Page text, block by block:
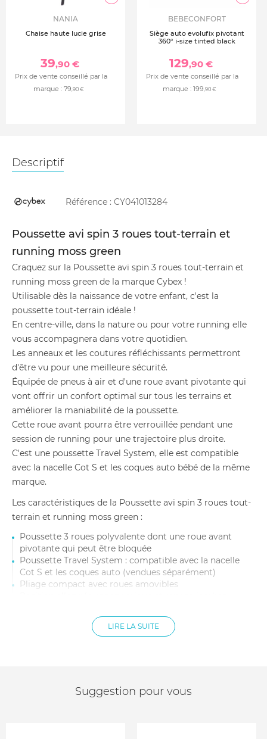
NANIA
Chaise haute lucie grise
39,90 €
Prix de vente conseillé par la
marque : 79,90 €
BEBECONFORT
Siège auto evolufix pivotant
360° i-size tinted black
129,90 €
Prix de vente conseillé par la
marque : 199,90 €
Descriptif
Référence : CY041013284
Poussette avi spin 3 roues tout-terrain et
running moss green
Craquez sur la Poussette avi spin 3 roues tout-terrain et
running moss green de la marque Cybex !
Utilisable dès la naissance de votre enfant, c'est la
poussette tout-terrain idéale !
En centre-ville, dans la nature ou pour votre running elle
vous accompagnera dans votre quotidien.
Les anneaux et les coutures réfléchissants permettront
d'être vu pour une meilleure sécurité.
Équipée de pneus à air et d'une roue avant pivotante qui
vont offrir un confort optimal sur tous les terrains et
améliorer la maniabilité de la poussette.
Cette roue avant pourra être verrouillée pendant une
session de running pour une trajectoire plus droite.
C'est une poussette Travel System, elle est compatible
avec la nacelle Cot S et les coques auto bébé de la même
marque.
Les caractéristiques de la Poussette avi spin 3 roues tout-
terrain et running moss green :
Poussette 3 roues polyvalente dont une roue avant
pivotante qui peut être bloquée
Poussette Travel System : compatible avec la nacelle
Cot S et les coques auto (vendues séparément)
Pliage compact avec roues amovibles
Harnais ajustable à une main
Canopy extensible pare-soleil XXL
Dimensions dépliée : 118,5 x 68,5 x 113 cm
LIRE LA SUITE
Suggestion pour vous